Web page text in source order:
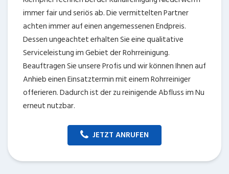
immer fair und seriös ab. Die vermittelten Partner
achten immer auf einen angemessenen Endpreis.
Dessen ungeachtet erhalten Sie eine qualitative
Serviceleistung im Gebiet der Rohrreinigung.
Beauftragen Sie unsere Profis und wir können Ihnen auf
Anhieb einen Einsatztermin mit einem Rohrreiniger
offerieren. Dadurch ist der zu reinigende Abfluss im Nu
erneut nutzbar.
JETZT ANRUFEN